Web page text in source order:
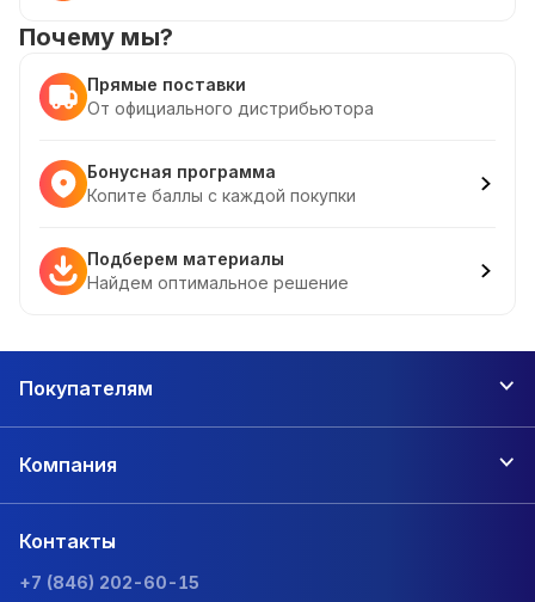
Почему мы?
Прямые поставки
От официального дистрибьютора
Бонусная программа
Копите баллы с каждой покупки
Подберем материалы
Найдем оптимальное решение
Покупателям
Компания
Контакты
+7 (846) 202-60-15